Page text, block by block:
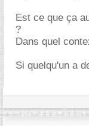
Est ce que ça
?
Dans quel
Si quelqu'un a